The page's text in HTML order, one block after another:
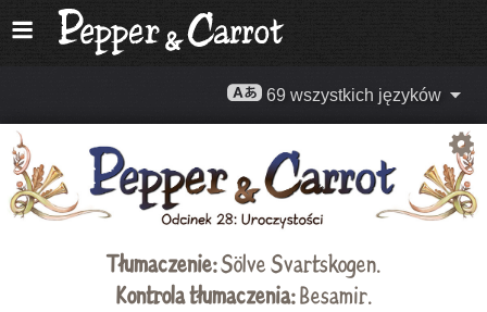
69 wszystkich języków
Tłumaczenie:Sölve Svartskogen.
Kontrola tłumaczenia:Besamir.